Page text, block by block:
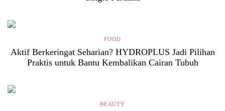
FOOD
Aktif Berkeringat Seharian? HYDROPLUS Jadi Pilihan
Praktis untuk Bantu Kembalikan Cairan Tubuh
BEAUTY